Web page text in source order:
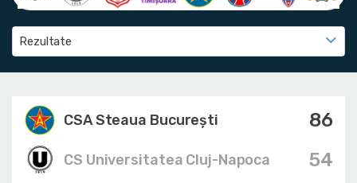
Rezultate
CSA Steaua București 86
54
CS Universitatea Cluj-Napoca